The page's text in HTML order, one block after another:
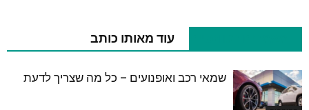
עוד מאותו כותב
שמאי רכב ואופנועים – כל מה שצריך לדעת